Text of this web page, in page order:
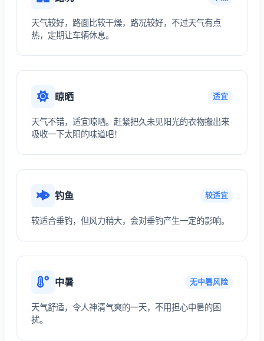
天气较好，路面比较干燥，路况较好，不过天气有点
热，定期让车辆休息。
晾晒 适宜
天气不错，适宜晾晒。赶紧把久未见阳光的衣物搬出来
吸收一下太阳的味道吧！
钓鱼 较适宜
较适合垂钓，但风力稍大，会对垂钓产生一定的影响。
中暑 无中暑风险
天气舒适，令人神清气爽的一天，不用担心中暑的困
扰。